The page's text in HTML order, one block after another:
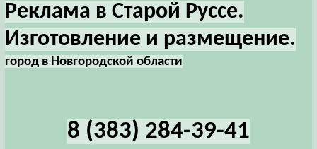
Реклама в Старой Руссе.
Изготовление и размещение.
город в Новгородской области
8 (383) 284-39-41